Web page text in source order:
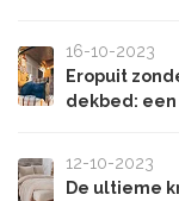
16-10-2023
Eropuit
dekbed:
12-10-2023
De ultieme